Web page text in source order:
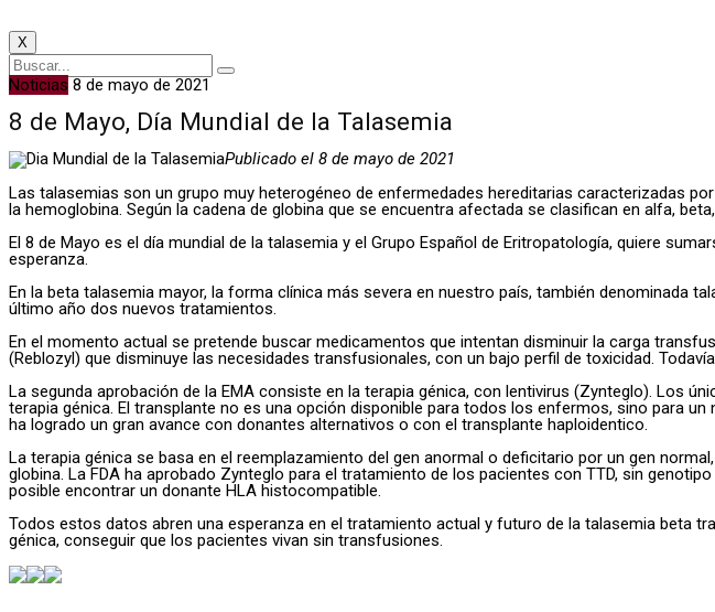
X
Noticias 8 de mayo de 2021
8 de Mayo, Día Mundial de la Talasemia
Publicado el 8 de mayo de 2021
Las talasemias son un grupo muy heterogéneo de enfermedades hereditarias caracterizadas
la hemoglobina. Según la cadena de globina que se encuentra afectada se clasifican en alfa,
El 8 de Mayo es el día mundial de la talasemia y el Grupo Español de Eritropatología, quiere
esperanza.
En la beta talasemia mayor, la forma clínica más severa en nuestro país, también denominada
último año dos nuevos tratamientos.
En el momento actual se pretende buscar medicamentos que intentan disminuir la carga
(Reblozyl) que disminuye las necesidades transfusionales, con un bajo perfil de toxicidad.
La segunda aprobación de la EMA consiste en la terapia génica, con lentivirus (Zynteglo). Los
terapia génica. El transplante no es una opción disponible para todos los enfermos, sino para
ha logrado un gran avance con donantes alternativos o con el transplante haploidentico.
La terapia génica se basa en el reemplazamiento del gen anormal o deficitario por un gen
globina. La FDA ha aprobado Zynteglo para el tratamiento de los pacientes con TTD, sin
posible encontrar un donante HLA histocompatible.
Todos estos datos abren una esperanza en el tratamiento actual y futuro de la talasemia beta
génica, conseguir que los pacientes vivan sin transfusiones.